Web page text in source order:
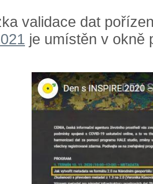
validace dat
je umístěn v okně